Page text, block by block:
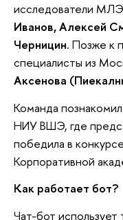
исследователи
Иванов, Алексей
Черницин. Позже к
специалисты из
Аксенова
Команда
НИУ ВШЭ, где
победила в
Корпоративной
Как работает бот?
Чат-бот использует